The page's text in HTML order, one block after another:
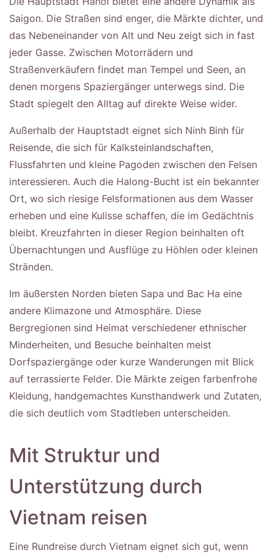
Saigon. Die Straßen sind enger, die Märkte dichter, und
das Nebeneinander von Alt und Neu zeigt sich in fast
jeder Gasse. Zwischen Motorrädern und
Straßenverkäufern findet man Tempel und Seen, an
denen morgens Spaziergänger unterwegs sind. Die
Stadt spiegelt den Alltag auf direkte Weise wider.
Außerhalb der Hauptstadt eignet sich Ninh Binh für
Reisende, die sich für Kalksteinlandschaften,
Flussfahrten und kleine Pagoden zwischen den Felsen
interessieren. Auch die Halong-Bucht ist ein bekannter
Ort, wo sich riesige Felsformationen aus dem Wasser
erheben und eine Kulisse schaffen, die im Gedächtnis
bleibt. Kreuzfahrten in dieser Region beinhalten oft
Übernachtungen und Ausflüge zu Höhlen oder kleinen
Stränden.
Im äußersten Norden bieten Sapa und Bac Ha eine
andere Klimazone und Atmosphäre. Diese
Bergregionen sind Heimat verschiedener ethnischer
Minderheiten, und Besuche beinhalten meist
Dorfspaziergänge oder kurze Wanderungen mit Blick
auf terrassierte Felder. Die Märkte zeigen farbenfrohe
Kleidung, handgemachtes Kunsthandwerk und Zutaten,
die sich deutlich vom Stadtleben unterscheiden.
Mit Struktur und
Unterstützung durch
Vietnam reisen
Eine Rundreise durch Vietnam eignet sich gut, wenn